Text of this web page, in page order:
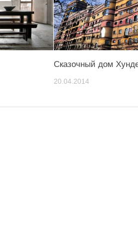
Сказочный дом
20.04.2014